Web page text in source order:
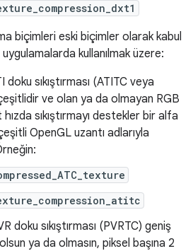
biçimleri eski biçimler olarak kabul
kullanılmak üzere:
doku sıkıştırması (ATITC veya
ve olan ya da olmayan RGB
sıkıştırmayı destekler bir alfa
OpenGL uzantı adlarıyla
doku sıkıştırması (PVRTC) geniş
ya da olmasın, piksel başına 2